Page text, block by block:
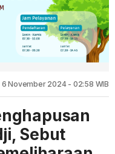
6 November 2024 - 02:58 WIB
Sebut